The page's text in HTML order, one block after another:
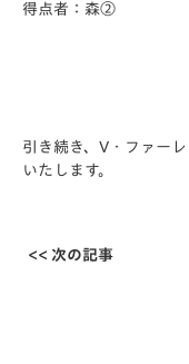
得点者：森②
引き続き、V・ファー
いたします。
<< 次の記事